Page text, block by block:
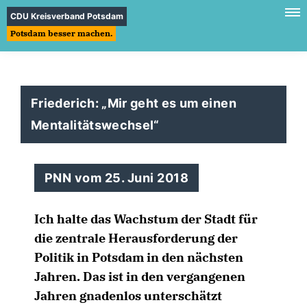
CDU Kreisverband Potsdam
Potsdam besser machen.
Friederich: „Mir geht es um einen
Mentalitätswechsel“
PNN vom 25. Juni 2018
Ich halte das Wachstum der Stadt für
die zentrale Herausforderung der
Politik in Potsdam in den nächsten
Jahren. Das ist in den vergangenen
Jahren gnadenlos unterschätzt